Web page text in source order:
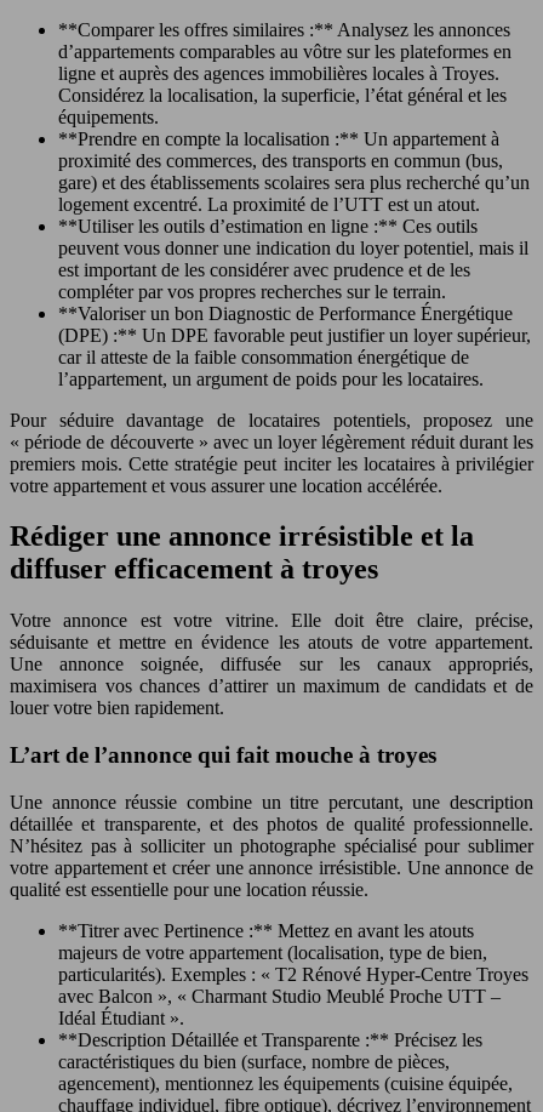
**Comparer les offres similaires :** Analysez les annonces
d’appartements comparables au vôtre sur les plateformes en
ligne et auprès des agences immobilières locales à Troyes.
Considérez la localisation, la superficie, l’état général et les
équipements.
**Prendre en compte la localisation :** Un appartement à
proximité des commerces, des transports en commun (bus,
gare) et des établissements scolaires sera plus recherché qu’un
logement excentré. La proximité de l’UTT est un atout.
**Utiliser les outils d’estimation en ligne :** Ces outils
peuvent vous donner une indication du loyer potentiel, mais il
est important de les considérer avec prudence et de les
compléter par vos propres recherches sur le terrain.
**Valoriser un bon Diagnostic de Performance Énergétique
(DPE) :** Un DPE favorable peut justifier un loyer supérieur,
car il atteste de la faible consommation énergétique de
l’appartement, un argument de poids pour les locataires.
Pour séduire davantage de locataires potentiels, proposez une
« période de découverte » avec un loyer légèrement réduit durant les
premiers mois. Cette stratégie peut inciter les locataires à privilégier
votre appartement et vous assurer une location accélérée.
Rédiger une annonce irrésistible et la
diffuser efficacement à troyes
Votre annonce est votre vitrine. Elle doit être claire, précise,
séduisante et mettre en évidence les atouts de votre appartement.
Une annonce soignée, diffusée sur les canaux appropriés,
maximisera vos chances d’attirer un maximum de candidats et de
louer votre bien rapidement.
L’art de l’annonce qui fait mouche à troyes
Une annonce réussie combine un titre percutant, une description
détaillée et transparente, et des photos de qualité professionnelle.
N’hésitez pas à solliciter un photographe spécialisé pour sublimer
votre appartement et créer une annonce irrésistible. Une annonce de
qualité est essentielle pour une location réussie.
**Titrer avec Pertinence :** Mettez en avant les atouts
majeurs de votre appartement (localisation, type de bien,
particularités). Exemples : « T2 Rénové Hyper-Centre Troyes
avec Balcon », « Charmant Studio Meublé Proche UTT –
Idéal Étudiant ».
**Description Détaillée et Transparente :** Précisez les
caractéristiques du bien (surface, nombre de pièces,
agencement), mentionnez les équipements (cuisine équipée,
chauffage individuel, fibre optique), décrivez l’environnement